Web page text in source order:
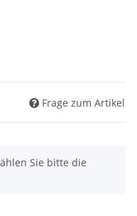
Frage zum Artikel
Sie bitte die